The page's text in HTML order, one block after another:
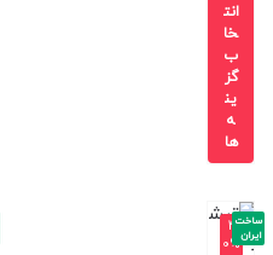
انت
خا
ب
گز
ین
ه
ها
-4
0%
ساخت
ایران